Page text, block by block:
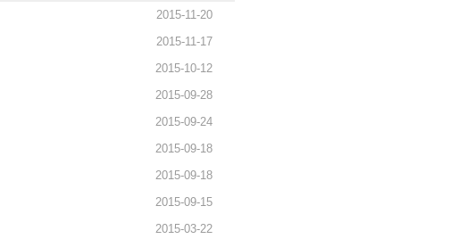
2015-11-20
2015-11-17
2015-10-12
2015-09-28
2015-09-24
2015-09-18
2015-09-18
2015-09-15
2015-03-22